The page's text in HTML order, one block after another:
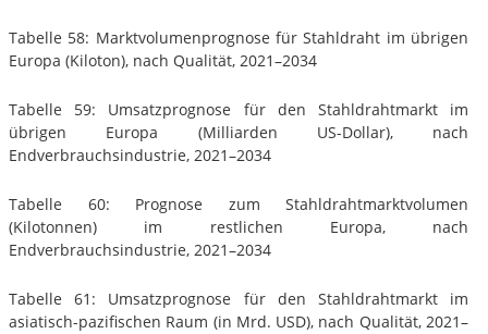
Tabelle 58: Marktvolumenprognose für Stahldraht im übrigen
Europa (Kiloton), nach Qualität, 2021–2034
Tabelle 59: Umsatzprognose für den Stahldrahtmarkt im
übrigen Europa (Milliarden US-Dollar), nach
Endverbrauchsindustrie, 2021–2034
Tabelle 60: Prognose zum Stahldrahtmarktvolumen
(Kilotonnen) im restlichen Europa, nach
Endverbrauchsindustrie, 2021–2034
Tabelle 61: Umsatzprognose für den Stahldrahtmarkt im
asiatisch-pazifischen Raum (in Mrd. USD), nach Qualität, 2021–